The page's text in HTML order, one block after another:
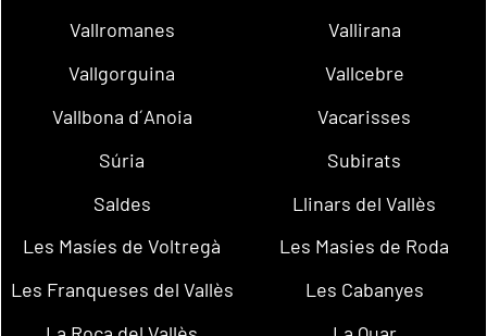
Vallromanes
Vallirana
Vallgorguina
Vallcebre
Vallbona d´Anoia
Vacarisses
Súria
Subirats
Saldes
Llinars del Vallès
Les Masíes de Voltregà
Les Masies de Roda
Les Franqueses del Vallès
Les Cabanyes